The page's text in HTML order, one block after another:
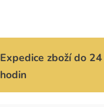
Expedice zboží do 24
hodin